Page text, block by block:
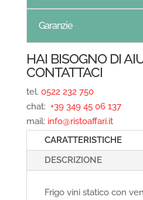
Garanzie
HAI BISOGNO DI
CONTATTACI
tel. 0522 232 750
chat: +39 349 45 06 137
mail: info@ristoaffari.it
CARATTERISTICHE
DESCRIZIONE
Frigo vini statico con